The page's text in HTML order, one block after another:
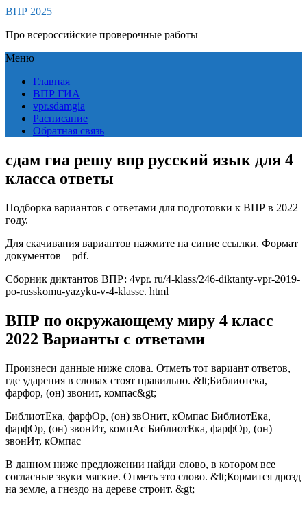
ВПР 2025
Про всероссийские проверочные работы
Меню
Главная
ВПР ГИА
vpr.sdamgia
Расписание
Обратная связь
сдам гиа решу впр русский язык для 4
класса ответы
Подборка вариантов с ответами для подготовки к ВПР в 2022
году.
Для скачивания вариантов нажмите на синие ссылки. Формат
документов – pdf.
Сборник диктантов ВПР: 4vpr. ru/4-klass/246-diktanty-vpr-2019-
po-russkomu-yazyku-v-4-klasse. html
ВПР по окружающему миру 4 класс
2022 Варианты с ответами
Произнеси данные ниже слова. Отметь тот вариант ответов,
где ударения в словах стоят правильно. &lt;Библиотека,
фарфор, (он) звонит, компас&gt;
БиблиотEка, фарфОр, (он) звОнит, кОмпас БиблиотEка,
фарфОр, (он) звонИт, компАс БиблиотEка, фарфОр, (он)
звонИт, кОмпас
В данном ниже предложении найди слово, в котором все
согласные звуки мягкие. Отметь это слово. &lt;Кормится дрозд
на земле, а гнездо на дереве строит. &gt;